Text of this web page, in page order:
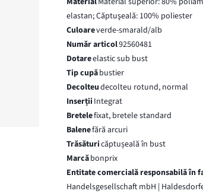
elastan; Căptuşeală: 100% poliester
Culoareverde-smarald/alb
Număr articol92560481
Dotareelastic sub bust
Tip cupăbustier
Decolteudecolteu rotund, normal
Inserții Integrat
Bretelefixat, bretele standard
Balenefără arcuri
Trăsăturicăptușeală în bust
Marcăbonprix
Entitate comercială responsabilă în
Handelsgesellschaft mbH |